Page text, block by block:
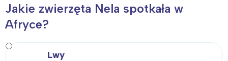
Jakie zwierzęta Nela spotkała w
Afryce?
Lwy